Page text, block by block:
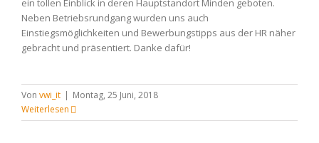
ein tollen Einblick in deren Hauptstandort Minden geboten.
Neben Betriebsrundgang wurden uns auch
Einstiegsmöglichkeiten und Bewerbungstipps aus der HR näher
gebracht und präsentiert. Danke dafür!
Von vwi_it | Montag, 25 Juni, 2018
Weiterlesen